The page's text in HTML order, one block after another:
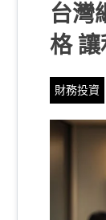
台灣
格
財務投資